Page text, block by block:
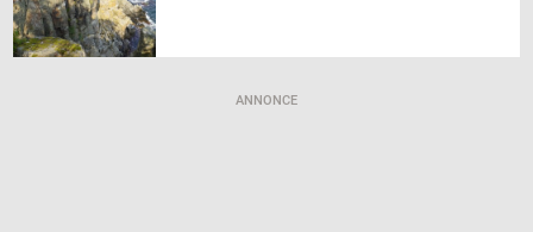
ANNONCE